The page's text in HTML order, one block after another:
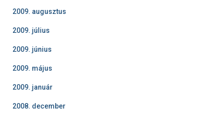
2009. augusztus
2009. július
2009. június
2009. május
2009. január
2008. december